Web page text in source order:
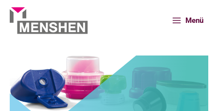
contenido
Menü
Responsabilidad social corporativa